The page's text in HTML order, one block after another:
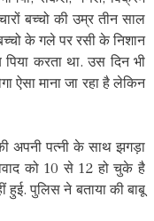
बच्चो की उम्र तीन साल
के गले पर रसी के निशान
पिया करता था. उस दिन भी
ऐसा माना जा रहा है लेकिन
अपनी पत्नी के साथ झगड़ा
को 10 से 12 हो चुके है
पुलिस ने बताया की बाबू